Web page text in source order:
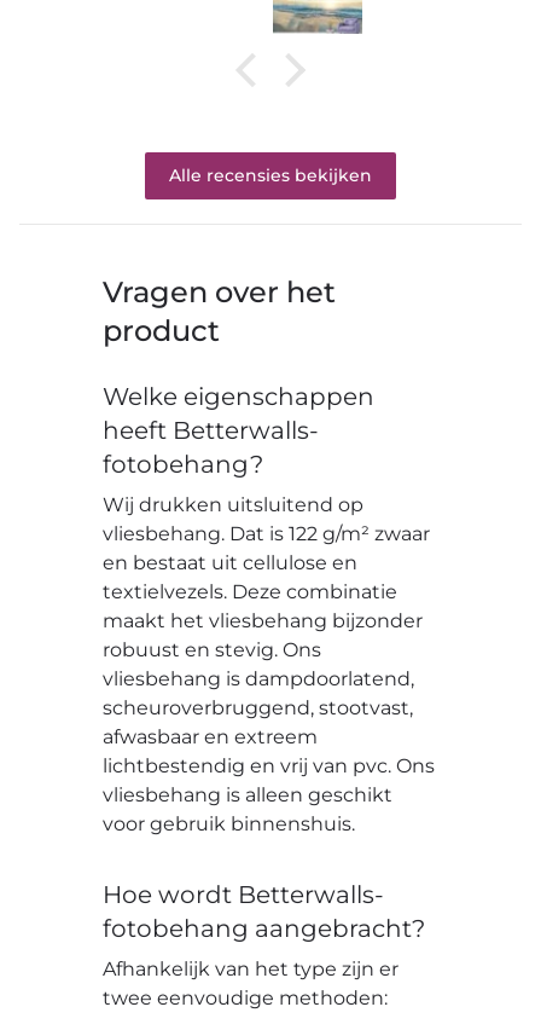
Alle recensies bekijken
Vragen over het
product
Welke eigenschappen
heeft Betterwalls-
fotobehang?
Wij drukken uitsluitend op
vliesbehang. Dat is 122 g/m² zwaar
en bestaat uit cellulose en
textielvezels. Deze combinatie
maakt het vliesbehang bijzonder
robuust en stevig. Ons
vliesbehang is dampdoorlatend,
scheuroverbruggend, stootvast,
afwasbaar en extreem
lichtbestendig en vrij van pvc. Ons
vliesbehang is alleen geschikt
voor gebruik binnenshuis.
Hoe wordt Betterwalls-
fotobehang aangebracht?
Afhankelijk van het type zijn er
twee eenvoudige methoden: